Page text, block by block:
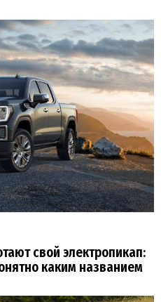
свой электропикап:
каким названием